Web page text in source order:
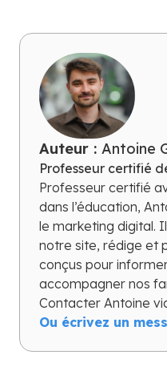
Auteur : Antoine
Professeur certifié
Professeur certifié
dans l’éducation,
le marketing digital.
notre site, rédige et
conçus pour
accompagner nos
Contacter Antoine
Ou écrivez un